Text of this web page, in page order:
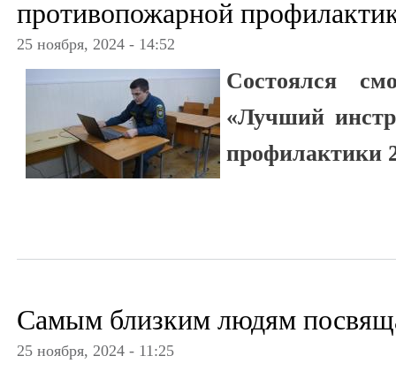
противопожарной
25 ноября, 2024 - 14:52
Состоялся
«Лучший
профилактики
Самым близким людям
25 ноября, 2024 - 11:25